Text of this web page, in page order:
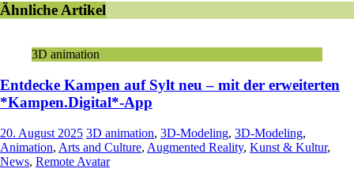
Ähnliche Artikel
3D animation
Entdecke Kampen auf Sylt neu – mit der erweiterten
*Kampen.Digital*-App
20. August 2025 3D animation, 3D-Modeling, 3D-Modeling,
Animation, Arts and Culture, Augmented Reality, Kunst & Kultur,
News, Remote Avatar